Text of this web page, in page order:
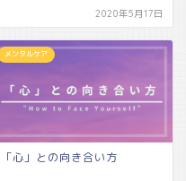
2020年5月17日
メンタルケア
「心」との向き合い方